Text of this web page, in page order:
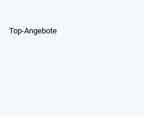
Top-Angebote